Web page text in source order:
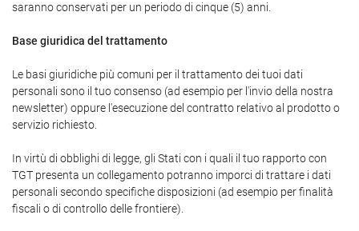
saranno conservati per un periodo di cinque (5) anni.
Base giuridica del trattamento
Le basi giuridiche più comuni per il trattamento dei tuoi dati
personali sono il tuo consenso (ad esempio per l'invio della nostra
newsletter) oppure l'esecuzione del contratto relativo al prodotto o
servizio richiesto.
In virtù di obblighi di legge, gli Stati con i quali il tuo rapporto con
TGT presenta un collegamento potranno imporci di trattare i dati
personali secondo specifiche disposizioni (ad esempio per finalità
fiscali o di controllo delle frontiere).